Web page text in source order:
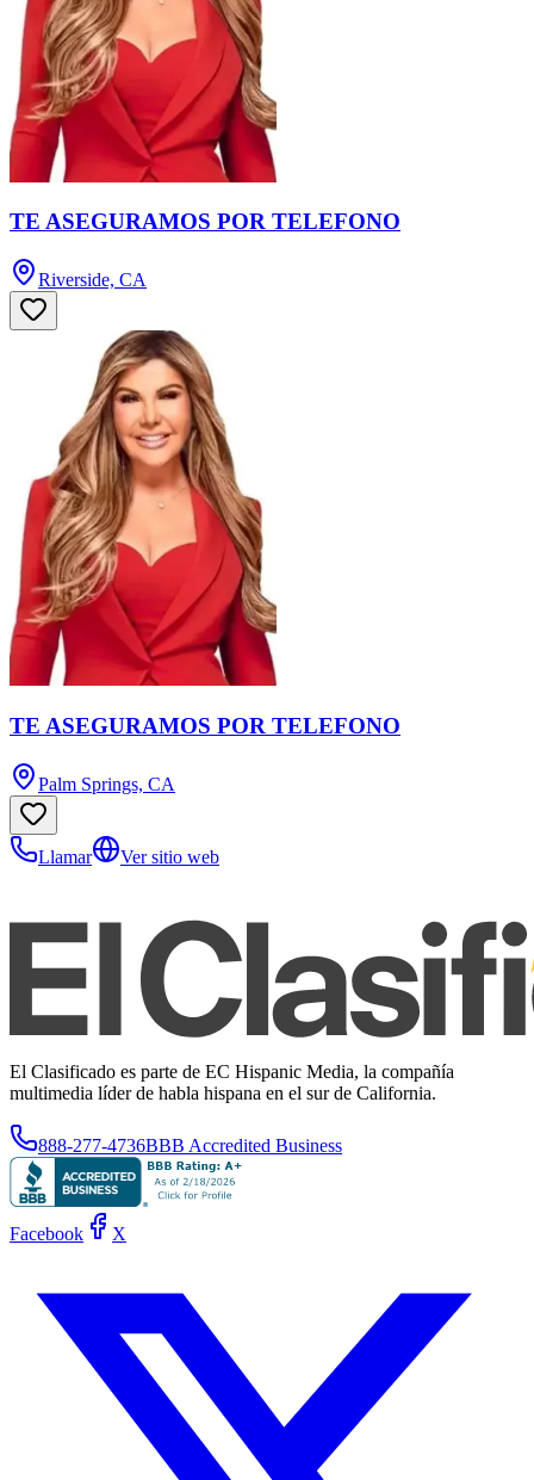
TE ASEGURAMOS POR TELEFONO
Riverside, CA
TE ASEGURAMOS POR TELEFONO
Palm Springs, CA
Llamar Ver sitio web
El Clasificado es parte de EC Hispanic Media, la compañía
multimedia líder de habla hispana en el sur de California.
888-277-4736BBB Accredited Business
Facebook X